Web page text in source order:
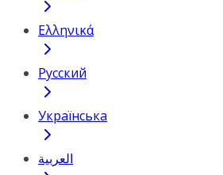
Ελληνικά
Русский
Українська
العربية